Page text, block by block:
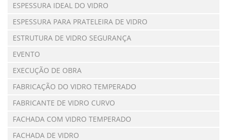
ESPESSURA IDEAL DO VIDRO
ESPESSURA PARA PRATELEIRA DE VIDRO
ESTRUTURA DE VIDRO SEGURANÇA
EVENTO
EXECUÇÃO DE OBRA
FABRICAÇÃO DO VIDRO TEMPERADO
FABRICANTE DE VIDRO CURVO
FACHADA COM VIDRO TEMPERADO
FACHADA DE VIDRO